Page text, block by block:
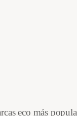
eco más